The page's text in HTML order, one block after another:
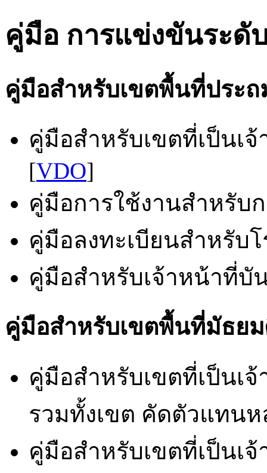
คู่มือ การแข่งขันระดั
คู่มือสำหรับเขตพื้นที่ประ
คู่มือสำหรับเขตที่เป็นเ
[VDO]
คู่มือการใช้งานสำหรับ
คู่มือลงทะเบียนสำหรับโ
คู่มือสำหรับเจ้าหน้าที่บั
คู่มือสำหรับเขตพื้นที่มัธย
คู่มือสำหรับเขตที่เป็นเ
รวมทั้งเขต คัดตัวแทนห
คู่มือสำหรับเขตที่เป็นเ